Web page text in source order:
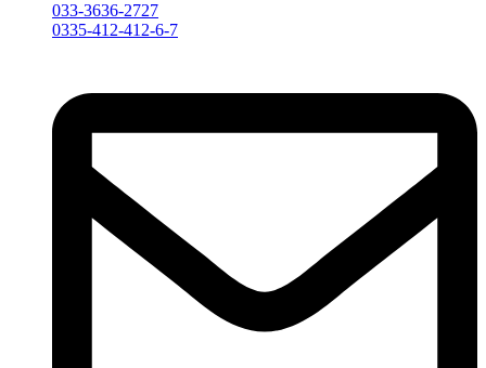
033-3636-2727
0335-412-412-6-7